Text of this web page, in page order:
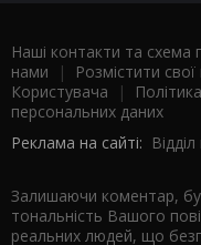
Наші контакти та схема
нами | Розмістити
Користувача |
персональних даних
Реклама на сайті:
Залишаючи коментар,
тональність Вашого
реальних людей, що